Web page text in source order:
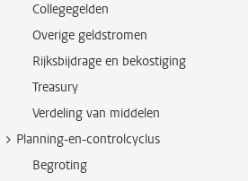
Collegegelden
Overige geldstromen
Rijksbijdrage en bekostiging
Treasury
Verdeling van middelen
Planning-en-controlcyclus
Begroting